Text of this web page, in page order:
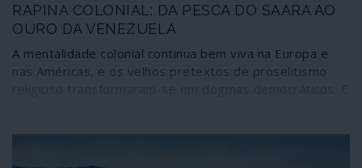
RAPINA COLONIAL: DA PESCA DO SAARA AO
OURO DA VENEZUELA
A mentalidade colonial continua bem viva na Europa e
nas Américas, e os velhos pretextos de proselitismo